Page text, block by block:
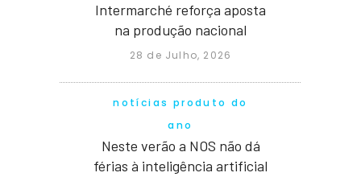
Intermarché reforça aposta
na produção nacional
28 de Julho, 2026
notícias produto do
ano
Neste verão a NOS não dá
férias à inteligência artificial